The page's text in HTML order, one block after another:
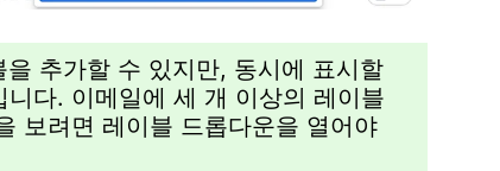
을 추가할 수 있지만, 동시에 표시할
다. 이메일에 세 개 이상의 레이블
보려면 레이블 드롭다운을 열어야